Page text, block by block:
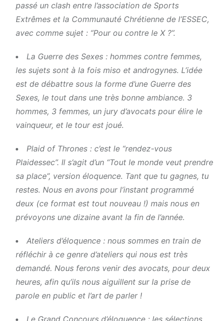
passé un clash entre l’association de Sports
Extrêmes et la Communauté Chrétienne de l’ESSEC,
avec comme sujet : “Pour ou contre le X ?”.
La Guerre des Sexes : hommes contre femmes,
les sujets sont à la fois miso et androgynes. L’idée
est de débattre sous la forme d’une Guerre des
Sexes, le tout dans une très bonne ambiance. 3
hommes, 3 femmes, un jury d’avocats pour élire le
vainqueur, et le tour est joué.
Plaid of Thrones : c’est le “rendez-vous
Plaidessec”. Il s’agit d’un “Tout le monde veut prendre
sa place”, version éloquence. Tant que tu gagnes, tu
restes. Nous en avons pour l’instant programmé
deux (ce format est tout nouveau !) mais nous en
prévoyons une dizaine avant la fin de l’année.
Ateliers d’éloquence : nous sommes en train de
réfléchir à ce genre d’ateliers qui nous est très
demandé. Nous ferons venir des avocats, pour deux
heures, afin qu’ils nous aiguillent sur la prise de
parole en public et l’art de parler !